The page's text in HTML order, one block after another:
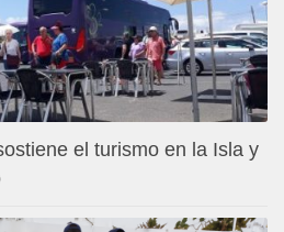
el turismo en la Isla y